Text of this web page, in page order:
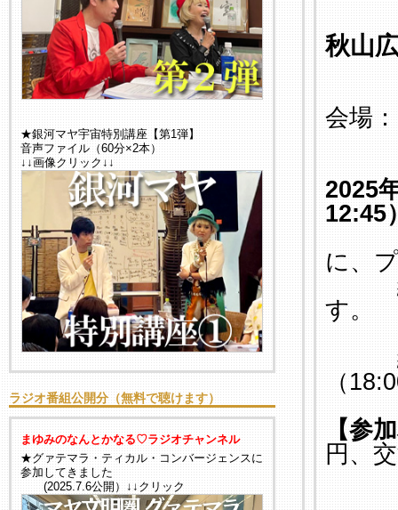
★銀河マヤ宇宙特別講座【第1弾】
音声ファイル（60分×2本）
↓↓画像クリック↓↓
ラジオ番組公開分（無料で聴けます）
まゆみのなんとかなる♡ラジオチャンネル
★グァテマラ・ティカル・コンバージェンスに
参加してきました
(2025.7.6公開）↓↓クリック
秋山
会場
2025
12:45
に、
終
す。
終
（
【参
円、